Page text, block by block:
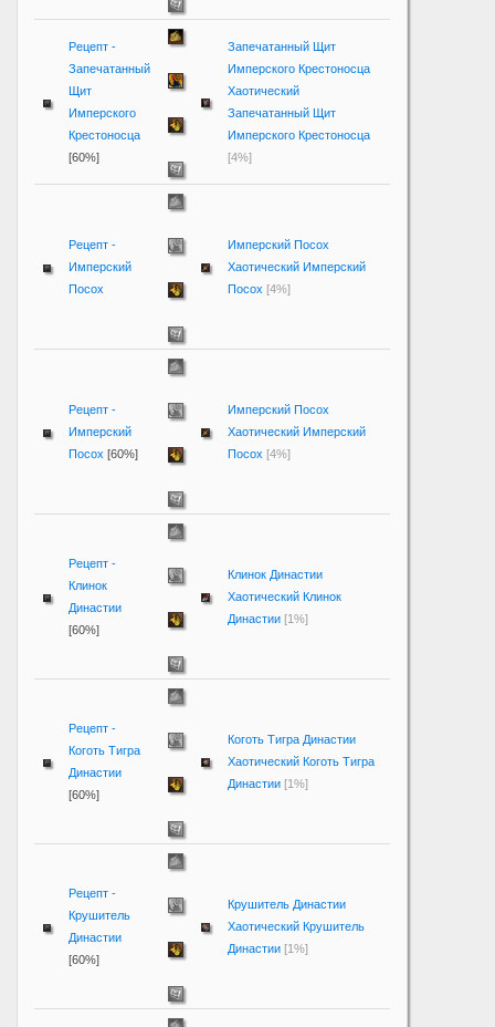
Рецепт -
Запечатанный
Щит
Имперского
Крестоносца
[60%]
Запечатанный Щит
Имперского Крестоносца
Хаотический
Запечатанный Щит
Имперского Крестоносца
[4%]
Рецепт -
Имперский
Посох
Имперский Посох
Хаотический Имперский
Посох [4%]
Рецепт -
Имперский
Посох [60%]
Имперский Посох
Хаотический Имперский
Посох [4%]
Рецепт -
Клинок
Династии
[60%]
Клинок Династии
Хаотический Клинок
Династии [1%]
Рецепт -
Коготь Тигра
Династии
[60%]
Коготь Тигра Династии
Хаотический Коготь Тигра
Династии [1%]
Рецепт -
Крушитель
Династии
[60%]
Крушитель Династии
Хаотический Крушитель
Династии [1%]